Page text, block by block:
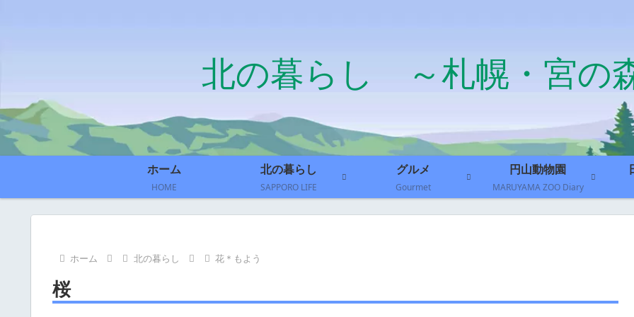
北の暮らし ～札幌・宮の
ホーム
HOME
北の暮らし
SAPPORO LIFE
グルメ
Gourmet
円山動物園
MARUYAMA ZOO Diary
ホーム 北の暮らし 花＊もよう
桜